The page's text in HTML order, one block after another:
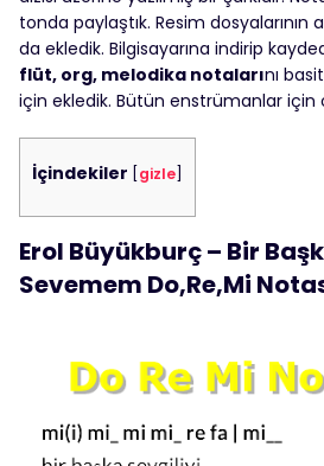
tonda paylaştık. Resim dosyalarının
da ekledik. Bilgisayarına indirip
flüt, org, melodika notalarını
için ekledik. Bütün enstrümanlar için
İçindekiler gizle
Erol Büyükburç – Bir
Sevemem Do,Re,Mi